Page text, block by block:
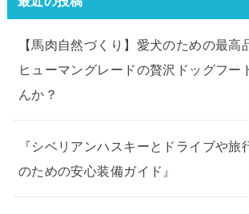
【馬肉自然づくり】愛犬のための最高
ヒューマングレードの贅沢ドッグフー
んか？
『シベリアンハスキーとドライブや旅
のための安心装備ガイド』